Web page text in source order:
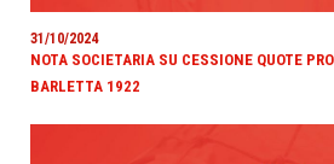
31/10/2024
NOTA SOCIETARIA SU CESSIONE QUOTE
BARLETTA 1922